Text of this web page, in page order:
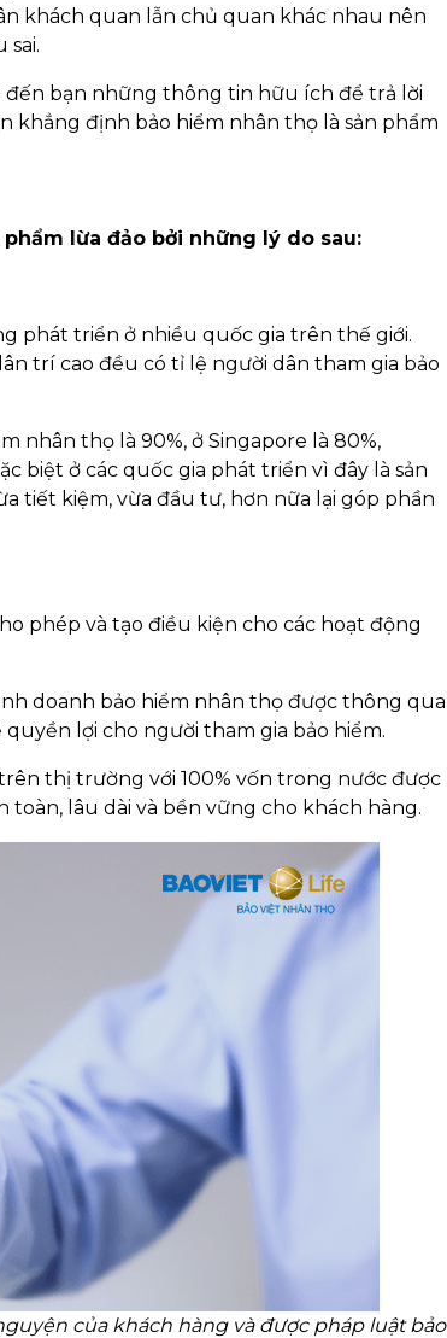
khách quan lẫn chủ quan khác nhau nên
sai.
đến bạn những thông tin hữu ích để trả lời
khẳng định bảo hiểm nhân thọ là sản phẩm
lừa đảo bởi những lý do sau:
phát triển ở nhiều quốc gia trên thế giới.
trí cao đều có tỉ lệ người dân tham gia bảo
nhân thọ là 90%, ở Singapore là 80%,
biệt ở các quốc gia phát triển vì đây là sản
tiết kiệm, vừa đầu tư, hơn nữa lại góp phần
phép và tạo điều kiện cho các hoạt động
doanh bảo hiểm nhân thọ được thông qua
lợi cho người tham gia bảo hiểm.
thị trường với 100% vốn trong nước được
toàn, lâu dài và bền vững cho khách hàng.
của khách hàng và được pháp luật bảo